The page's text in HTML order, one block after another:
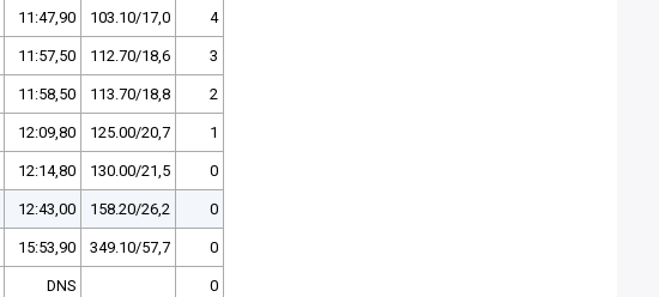
11:47,90 103.10/17,0 4
11:57,50 112.70/18,6 3
11:58,50 113.70/18,8 2
12:09,80 125.00/20,7 1
12:14,80 130.00/21,5 0
12:43,00 158.20/26,2 0
15:53,90 349.10/57,7 0
DNS 0